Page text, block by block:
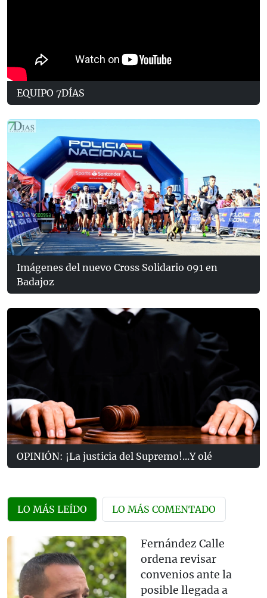
EQUIPO 7DÍAS
Imágenes del nuevo Cross Solidario 091 en
Badajoz
OPINIÓN: ¡La justicia del Supremo!...Y olé
LO MÁS LEÍDO LO MÁS COMENTADO
Fernández Calle
ordena revisar
convenios ante la
posible llegada a